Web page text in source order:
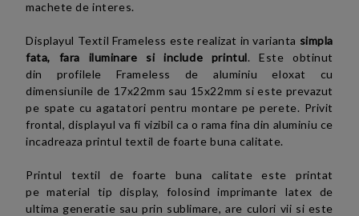
machete de interes.
Displayul Textil Frameless este realizat in varianta simpla
fata, fara iluminare si include printul. Este obtinut
din profilele Frameless de aluminiueloxat cu
dimensiunile de 17x22mm sau 15x22mm sieste prevazut
pe spate cu agatatori pentru montare pe perete. Privit
frontal, displayul va fi vizibil ca o rama fina din aluminiu ce
incadreaza printul textil de foarte buna calitate.
Printul textil de foarte buna calitate este printat
pematerial tip display, folosindimprimante latex de
ultima generatie sau prin sublimare, are culori vii si este